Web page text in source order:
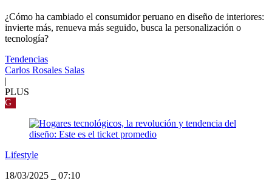
¿Cómo ha cambiado el consumidor peruano en diseño de interiores:
invierte más, renueva más seguido, busca la personalización o
tecnología?
Tendencias
Carlos Rosales Salas
|
PLUS
G
Lifestyle
18/03/2025
07:10